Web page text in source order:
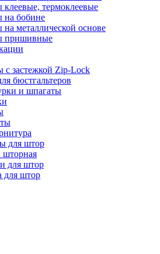
клеевые, термоклеевые
на бобине
на металлической основе
пришивные
с застежкой Zip-Lock
бюстгальтеров
и шпагаты
для штор
шторная
для штор
для штор